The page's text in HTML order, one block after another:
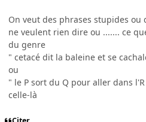
On veut des phrases stupides
ne veulent rien dire ou ....... ce
du genre
" cetacé dit la baleine et se
ou
" le P sort du Q pour aller dans
celle-là